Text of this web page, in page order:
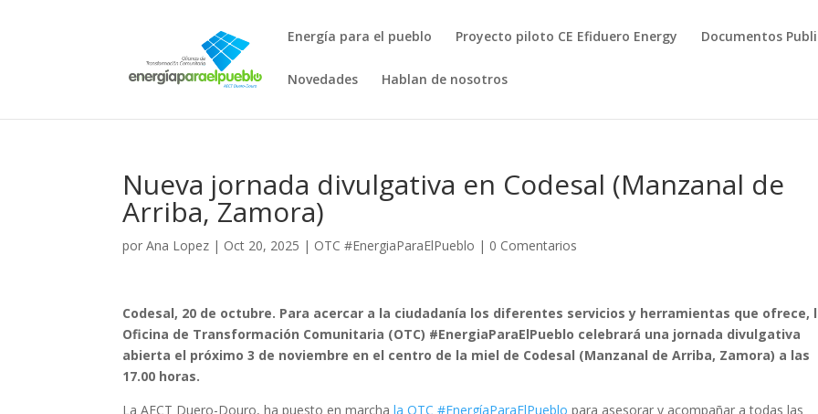
Energía para el pueblo Proyecto piloto CE Efiduero Energy Documentos
Novedades Hablan de nosotros
Nueva jornada divulgativa en Codesal (Manzanal de
Arriba, Zamora)
porAna Lopez | Oct 20, 2025 | OTC #EnergiaParaElPueblo | 0 Comentarios
Codesal, 20 de octubre. Para acercar a la ciudadanía los diferentes servicios y herramientas que ofrece,
Oficina de Transformación Comunitaria (OTC) #EnergiaParaElPueblo celebrará una jornada divulgativa
abierta el próximo 3 de noviembre en el centro de la miel de Codesal (Manzanal de Arriba, Zamora) a las
17.00 horas.
La AECT Duero-Douro, ha puesto en marchala OTC #EnergíaParaElPueblo para asesorar y acompañar a todas las